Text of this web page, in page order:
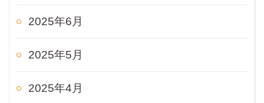
2025年6月
2025年5月
2025年4月